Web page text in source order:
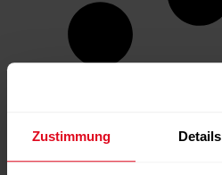
Zustimmung Details